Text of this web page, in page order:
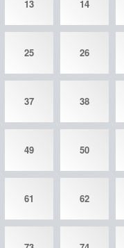
13 14
25 26
37 38
49 50
61 62